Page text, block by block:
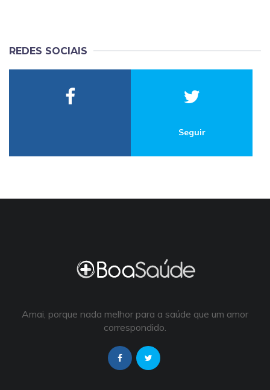
REDES SOCIAIS
Seguir
Amai, porque nada melhor para a saúde que um amor
correspondido.